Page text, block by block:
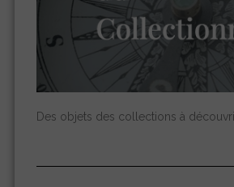
Des objets des collections à